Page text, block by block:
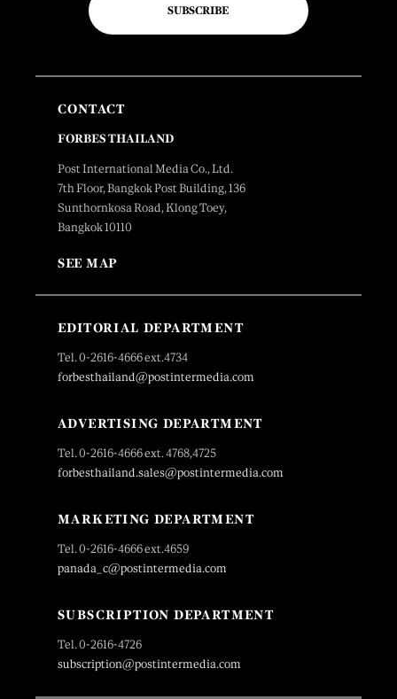
SUBSCRIBE
CONTACT
FORBES THAILAND
Post International Media Co., Ltd.
7th Floor, Bangkok Post Building, 136
Sunthornkosa Road, Klong Toey,
Bangkok 10110
SEE MAP
EDITORIAL DEPARTMENT
Tel. 0-2616-4666 ext.4734
forbesthailand@postintermedia.com
ADVERTISING DEPARTMENT
Tel. 0-2616-4666 ext. 4768,4725
forbesthailand.sales@postintermedia.com
MARKETING DEPARTMENT
Tel. 0-2616-4666 ext.4659
panada_c@postintermedia.com
SUBSCRIPTION DEPARTMENT
Tel. 0-2616-4726
subscription@postintermedia.com